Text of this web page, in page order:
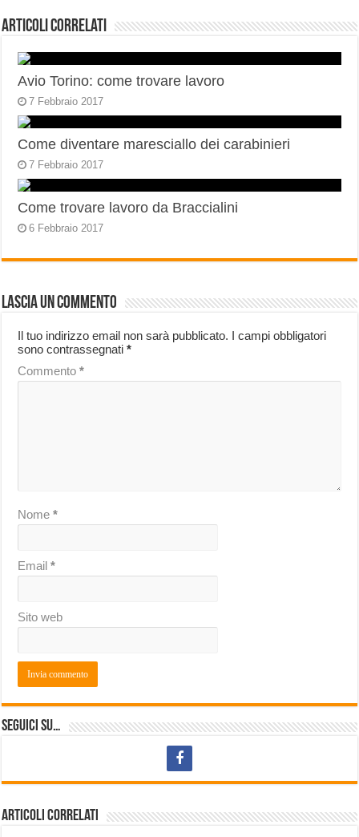
Articoli correlati
Avio Torino: come trovare lavoro
7 Febbraio 2017
Come diventare maresciallo dei carabinieri
7 Febbraio 2017
Come trovare lavoro da Braccialini
6 Febbraio 2017
Lascia un commento
Il tuo indirizzo email non sarà pubblicato. I campi obbligatori
sono contrassegnati*
Commento*
Nome*
Email*
Sito web
Seguici su…
Articoli correlati